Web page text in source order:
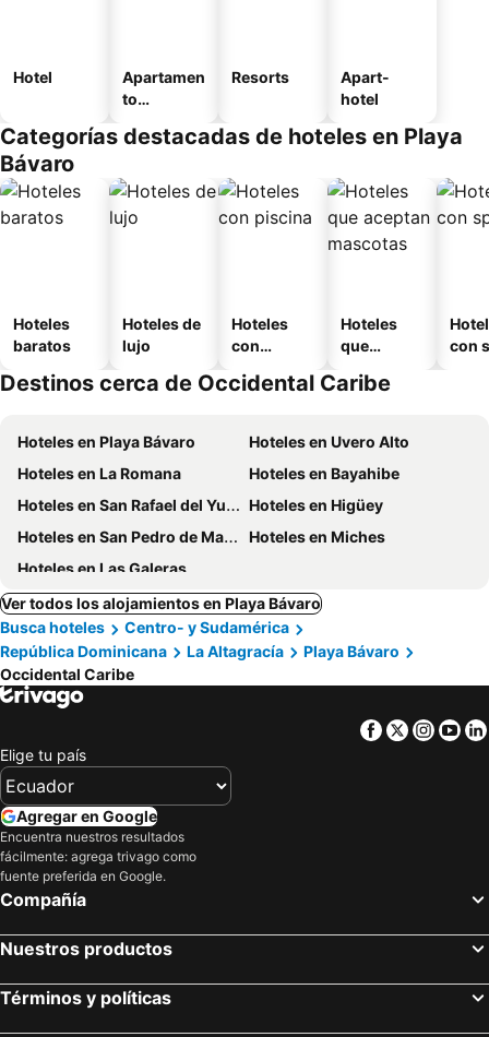
Hotel
Apartamen
to
o
Resorts
Apart-
hotel
Categorías destacadas de hoteles en Playa
Bávaro
Hoteles
baratos
Hoteles de
lujo
Hoteles
con
Hoteles
que
mascotas
con
Destinos cerca de Occidental Caribe
Hoteles en Playa Bávaro
Hoteles en Uvero Alto
Hoteles en La Romana
Hoteles en Bayahibe
Hoteles en San Rafael del Yuma
Hoteles en Higüey
Hoteles en San Pedro de Macoris
Hoteles en Miches
Hoteles en Las Galeras
Ver todos los alojamientos en Playa Bávaro
Busca hoteles
Centro- y Sudamérica
República Dominicana
La Altagracía
Playa Bávaro
Occidental Caribe
Facebook
Twitter
Elige tu país
Agregar en Google
Encuentra nuestros resultados
fácilmente: agrega trivago como
fuente preferida en Google.
Compañía
Nuestros productos
Términos y políticas